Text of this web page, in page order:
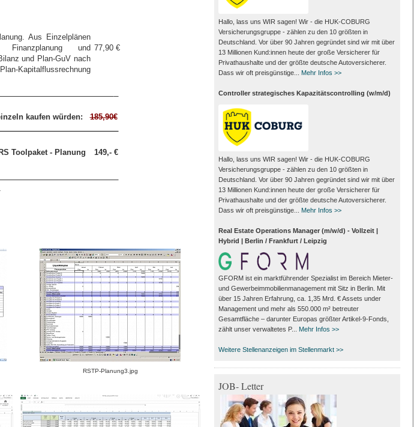
Aus Einzelplänen
und
und Plan-GuV nach
Kapitalflussrechnung
77,90 €
kaufen würden:185,90€
Toolpaket - Planung 149,- €
RSTP-Planung3.jpg
Hallo, lass uns WIR sagen! Wir - die HUK-COBURG
Versicherungsgruppe - zählen zu den 10 größten in
Deutschland. Vor über 90 Jahren gegründet sind wir mit über
13 Millionen Kund:innen heute der große Versicherer für
Privathaushalte und der größte deutsche Autoversicherer.
Dass wir oft preisgünstige...
Mehr Infos >>
Controller strategisches Kapazitätscontrolling (w/m/d)
Hallo, lass uns WIR sagen! Wir - die HUK-COBURG
Versicherungsgruppe - zählen zu den 10 größten in
Deutschland. Vor über 90 Jahren gegründet sind wir mit über
13 Millionen Kund:innen heute der große Versicherer für
Privathaushalte und der größte deutsche Autoversicherer.
Dass wir oft preisgünstige...
Mehr Infos >>
Real Estate Operations Manager (m/w/d) - Vollzeit |
Hybrid | Berlin / Frankfurt / Leipzig
GFORM ist ein marktführender Spezialist im Bereich Mieter-
und Gewerbeimmobilienmanagement mit Sitz in Berlin. Mit
über 15 Jahren Erfahrung, ca. 1,35 Mrd. € Assets under
Management und mehr als 550.000 m² betreuter
Gesamtfläche – darunter Europas größter Artikel-9-Fonds,
zählt unser verwaltetes P...
Mehr Infos >>
Weitere Stellenanzeigen im Stellenmarkt >>
JOB- Letter